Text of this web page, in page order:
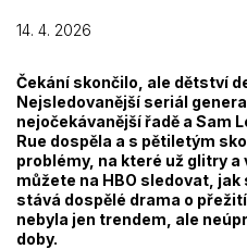
14. 4. 2026
Čekání skončilo, ale dětství
Nejsledovanější seriál
nejočekávanější řadě a Sam
Rue dospěla a s pětiletým
problémy, na které už glitry a
můžete na HBO sledovat,
stává dospělé drama o
nebyla jen trendem, ale
doby.